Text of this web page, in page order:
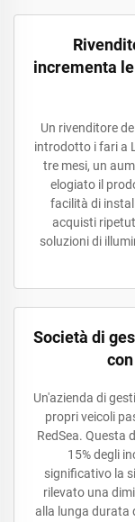
incrementa
Un rivenditore
introdotto i fari a
tre mesi, un
elogiato il
facilità di
acquisti
soluzioni di
Società di
Un'azienda di
propri veicoli
RedSea. Questa
15% degli
significativo la
rilevato una
alla lunga durata